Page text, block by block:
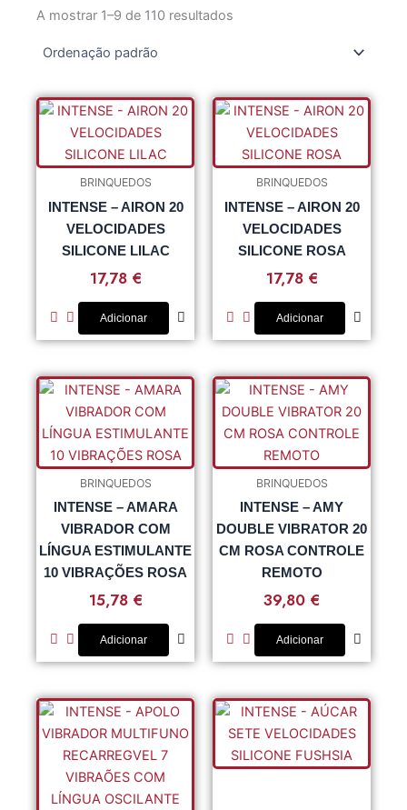
A mostrar 1–9 de 110 resultados
BRINQUEDOS
INTENSE – AIRON 20
VELOCIDADES
SILICONE LILAC
17,78 €
Adicionar
BRINQUEDOS
INTENSE – AIRON 20
VELOCIDADES
SILICONE ROSA
17,78 €
Adicionar
BRINQUEDOS
INTENSE – AMARA
VIBRADOR COM
LÍNGUA ESTIMULANTE
10 VIBRAÇÕES ROSA
15,78 €
Adicionar
BRINQUEDOS
INTENSE – AMY
DOUBLE VIBRATOR 20
CM ROSA CONTROLE
REMOTO
39,80 €
Adicionar